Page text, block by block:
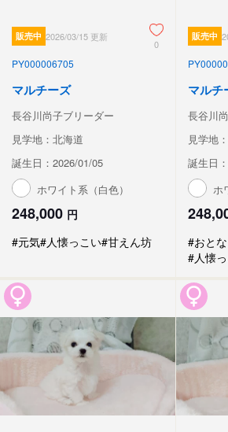
販売中 2026/03/15 更新
0
PY000006705
マルチーズ
長谷川尚子ブリーダー
見学地：北海道
誕生日：2026/01/05
ホワイト系（白色）
248,000 円
#元気#人懐っこい#甘えん坊
販売中
マルチ
長谷川
見学地
誕生日
ホ
#おと
#人懐